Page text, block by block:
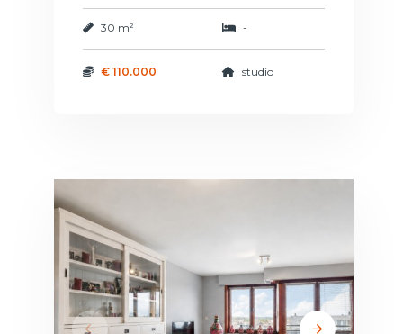
30 m² -
€ 110.000 studio